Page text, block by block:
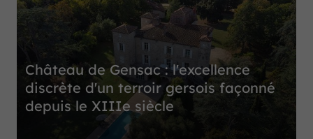
Château de Gensac : l'excellence
discrète d'un terroir gersois façonné
depuis le XIIIe siècle